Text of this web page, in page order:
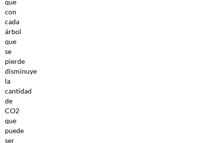
con
cada
árbol
que
se
pierde
disminuye
la
cantidad
de
CO2
que
puede
ser